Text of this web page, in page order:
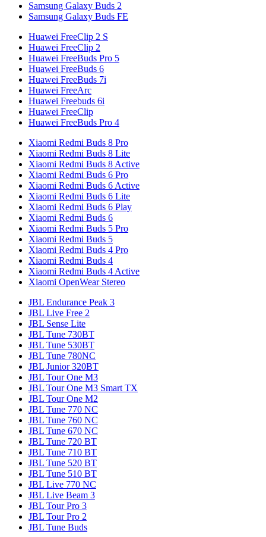
Samsung Galaxy Buds 2
Samsung Galaxy Buds FE
Huawei FreeClip 2 S
Huawei FreeClip 2
Huawei FreeBuds Pro 5
Huawei FreeBuds 6
Huawei FreeBuds 7i
Huawei FreeArc
Huawei Freebuds 6i
Huawei FreeClip
Huawei FreeBuds Pro 4
Xiaomi Redmi Buds 8 Pro
Xiaomi Redmi Buds 8 Lite
Xiaomi Redmi Buds 8 Active
Xiaomi Redmi Buds 6 Pro
Xiaomi Redmi Buds 6 Active
Xiaomi Redmi Buds 6 Lite
Xiaomi Redmi Buds 6 Play
Xiaomi Redmi Buds 6
Xiaomi Redmi Buds 5 Pro
Xiaomi Redmi Buds 5
Xiaomi Redmi Buds 4 Pro
Xiaomi Redmi Buds 4
Xiaomi Redmi Buds 4 Active
Xiaomi OpenWear Stereo
JBL Endurance Peak 3
JBL Live Free 2
JBL Sense Lite
JBL Tune 730BT
JBL Tune 530BT
JBL Tune 780NC
JBL Junior 320BT
JBL Tour One M3
JBL Tour One M3 Smart TX
JBL Tour One M2
JBL Tune 770 NC
JBL Tune 760 NC
JBL Tune 670 NC
JBL Tune 720 BT
JBL Tune 710 BT
JBL Tune 520 BT
JBL Tune 510 BT
JBL Live 770 NC
JBL Live Beam 3
JBL Tour Pro 3
JBL Tour Pro 2
JBL Tune Buds